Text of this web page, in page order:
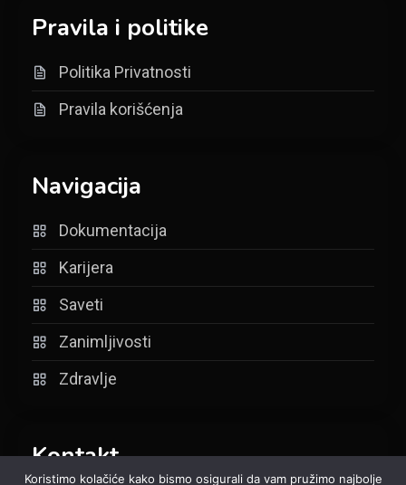
Pravila i politike
Politika Privatnosti
Pravila korišćenja
Navigacija
Dokumentacija
Karijera
Saveti
Zanimljivosti
Zdravlje
Kontakt
Koristimo kolačiće kako bismo osigurali da vam pružimo najbolje